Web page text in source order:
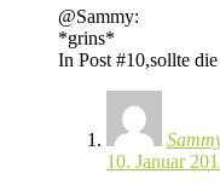
@Sammy:
*grins*
In Post #10,sollte
10. Januar